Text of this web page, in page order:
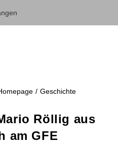
/ Geschichte
Röllig aus
am GFE